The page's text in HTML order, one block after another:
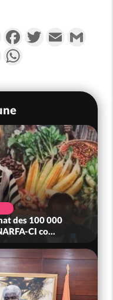
PartagerFacebookTwitterEmail
Messenger
des 100 000
CI co...